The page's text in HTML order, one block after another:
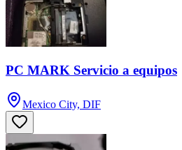
PC MARK Servicio a equipos
Mexico City, DIF